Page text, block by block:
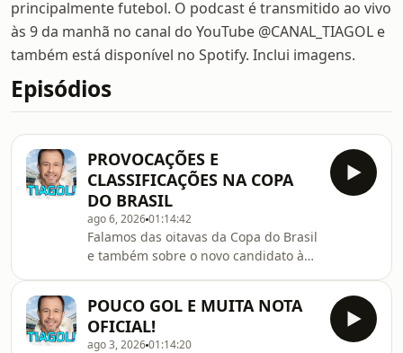
principalmente futebol. O podcast é transmitido ao vivo
às 9 da manhã no canal do YouTube @CANAL_TIAGOL e
também está disponível no Spotify. Inclui imagens.
Episódios
PROVOCAÇÕES E
CLASSIFICAÇÕES NA COPA
DO BRASIL
ago 6, 202601:14:42
Falamos das oitavas da Copa do Brasil
e também sobre o novo candidato à
POUCO GOL E MUITA NOTA
OFICIAL!
ago 3, 202601:14:20